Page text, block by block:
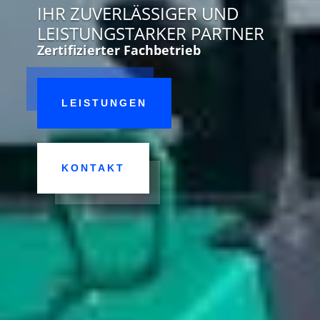
IHR ZUVERLÄSSIGER UND
LEISTUNGSTARKER PARTNER
Zertifizierter Fachbetrieb
LEISTUNGEN
KONTAKT